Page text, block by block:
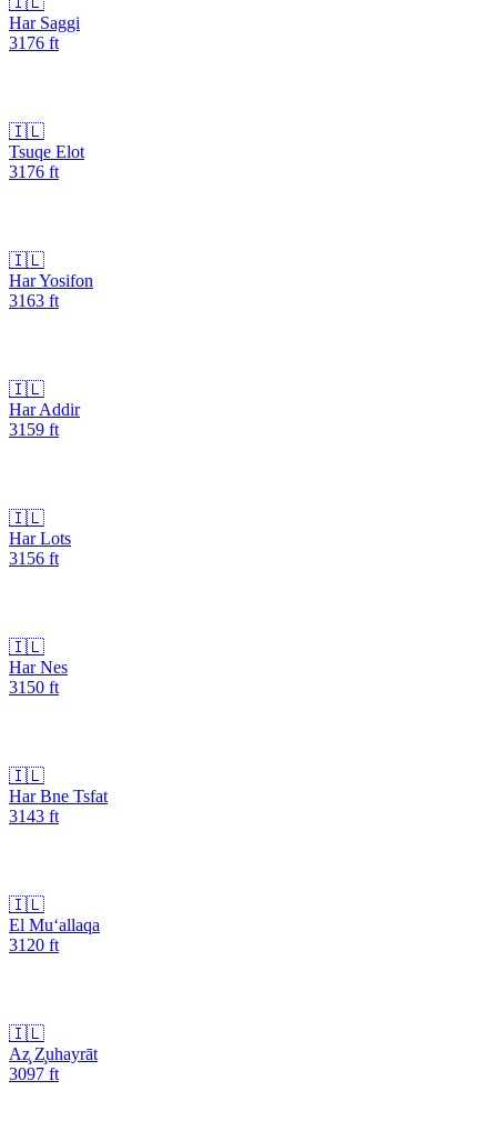
Har Saggi
3176 ft
🇮🇱
Tsuqe Elot
3176 ft
🇮🇱
Har Yosifon
3163 ft
🇮🇱
Har Addir
3159 ft
🇮🇱
Har Lots
3156 ft
🇮🇱
Har Nes
3150 ft
🇮🇱
Har Bne Tsfat
3143 ft
🇮🇱
El Mu‘allaqa
3120 ft
🇮🇱
Az̧ Z̧uhayrāt
3097 ft